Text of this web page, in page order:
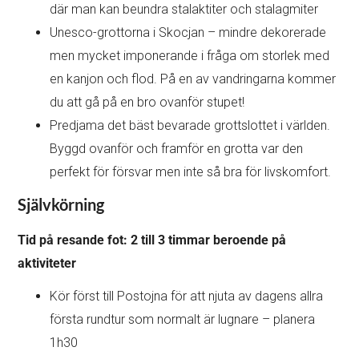
där man kan beundra stalaktiter och stalagmiter
Unesco-grottorna i Skocjan – mindre dekorerade
men mycket imponerande i fråga om storlek med
en kanjon och flod. På en av vandringarna kommer
du att gå på en bro ovanför stupet!
Predjama det bäst bevarade grottslottet i världen.
Byggd ovanför och framför en grotta var den
perfekt för försvar men inte så bra för livskomfort.
Självkörning
Tid på resande fot: 2 till 3 timmar beroende på
aktiviteter
Kör först till Postojna för att njuta av dagens allra
första rundtur som normalt är lugnare – planera
1h30